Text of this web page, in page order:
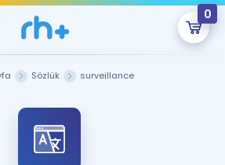
0
Şu An Boş.
hazırlayacak onlarca eğitim seni
bekliyor!
Sözlük surveillance